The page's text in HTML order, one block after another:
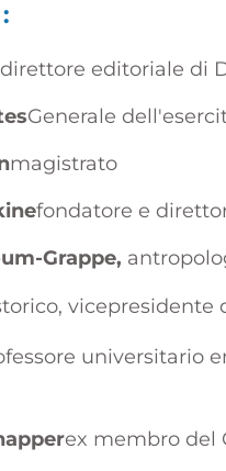
direttore editoriale di
Generale
magistrato
fondatore e
Grappe,
vicepresidente
universitario
ex membro del